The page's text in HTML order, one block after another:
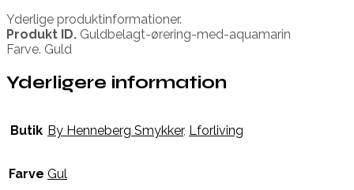
Yderlige produktinformationer.
Produkt ID. Guldbelagt-ørering-med-aquamarin
Farve. Guld
Yderligere information
Butik By Henneberg Smykker, Lforliving
Farve Gul